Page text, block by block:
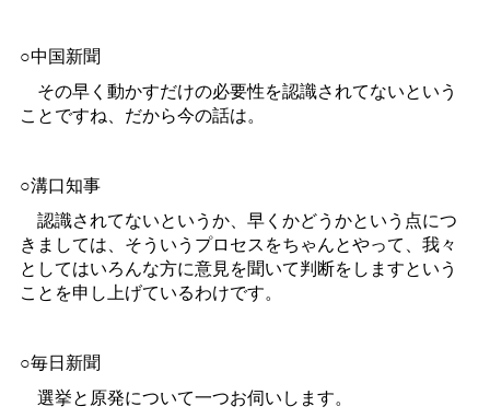
○中国新聞
その早く動かすだけの必要性を認識されてないという
ことですね、だから今の話は。
○溝口知事
認識されてないというか、早くかどうかという点につ
きましては、そういうプロセスをちゃんとやって、我々
としてはいろんな方に意見を聞いて判断をしますという
ことを申し上げているわけです。
○毎日新聞
選挙と原発について一つお伺いします。